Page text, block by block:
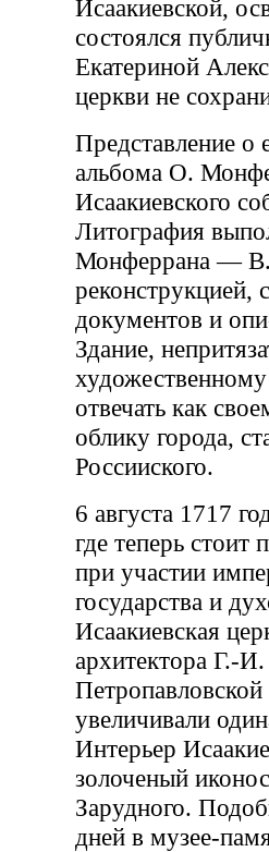
Исаакиевской,
состоялся
Екатериной
церкви не
Представление о
альбома О.
Исаакиевского
Литография
Монферрана — В.
реконструкцией,
документов и
Здание,
отвечать как
облику города,
Россииского.
6 августа 1717
где теперь
при участии
государства и
Исаакиевская
архитектора Г.-
увеличивали
Интерьер
золоченый
Зарудного.
дней в музее-